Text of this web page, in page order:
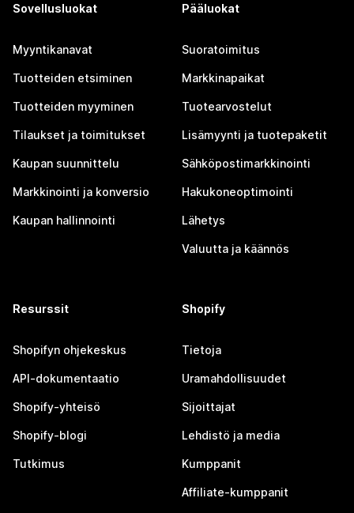
Sovellusluokat
Myyntikanavat
Tuotteiden etsiminen
Tuotteiden myyminen
Tilaukset ja toimitukset
Kaupan suunnittelu
Markkinointi ja konversio
Kaupan hallinnointi
Pääluokat
Suoratoimitus
Markkinapaikat
Tuotearvostelut
Lisämyynti ja tuotepaketit
Sähköpostimarkkinointi
Hakukoneoptimointi
Lähetys
Valuutta ja käännös
Resurssit
Shopifyn ohjekeskus
API-dokumentaatio
Shopify-yhteisö
Shopify-blogi
Tutkimus
Shopify
Tietoja
Uramahdollisuudet
Sijoittajat
Lehdistö ja media
Kumppanit
Affiliate-kumppanit